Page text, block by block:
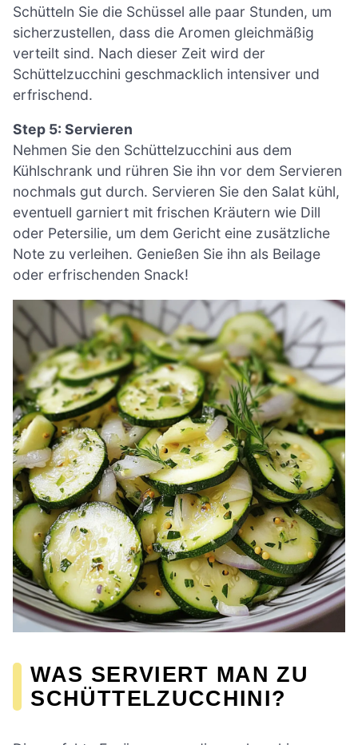
Schütteln Sie die Schüssel alle paar Stunden, um
sicherzustellen, dass die Aromen gleichmäßig
verteilt sind. Nach dieser Zeit wird der
Schüttelzucchini geschmacklich intensiver und
erfrischend.
Step 5: Servieren
Nehmen Sie den Schüttelzucchini aus dem
Kühlschrank und rühren Sie ihn vor dem Servieren
nochmals gut durch. Servieren Sie den Salat kühl,
eventuell garniert mit frischen Kräutern wie Dill
oder Petersilie, um dem Gericht eine zusätzliche
Note zu verleihen. Genießen Sie ihn als Beilage
oder erfrischenden Snack!
WAS SERVIERT MAN ZU
SCHÜTTELZUCCHINI?